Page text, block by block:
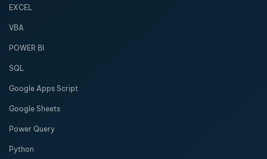
EXCEL
VBA
POWER BI
SQL
Google Apps Script
Google Sheets
Power Query
Python